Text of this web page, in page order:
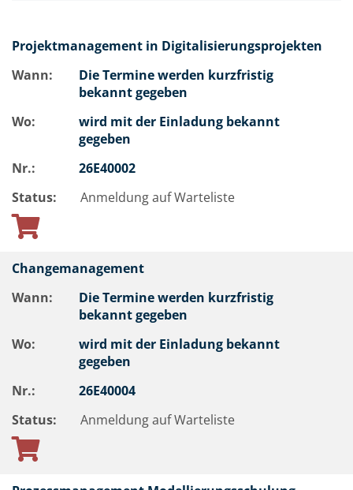
Projektmanagement in Digitalisierungsprojekten
Wann:
Die Termine werden kurzfristig
bekannt gegeben
Wo:
wird mit der Einladung bekannt
gegeben
Nr.:
26E40002
Status:
Anmeldung auf Warteliste
Changemanagement
Wann:
Die Termine werden kurzfristig
bekannt gegeben
Wo:
wird mit der Einladung bekannt
gegeben
Nr.:
26E40004
Status:
Anmeldung auf Warteliste